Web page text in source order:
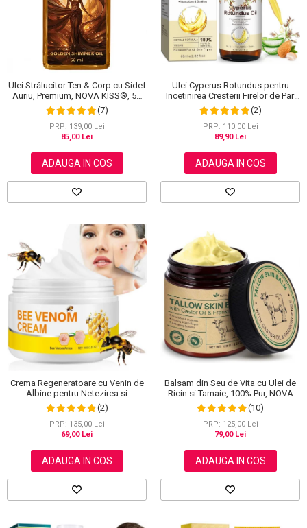
Scrub / Balsam de buze
Netestate pe Animale
Ulei Strălucitor Ten & Corp cu Sidef
Auriu, Premium, NOVA KISS®, 50
ml
(7)
PRP: 139,00 Lei
85,00 Lei
ADAUGA IN COS
Ulei Cyperus Rotundus pentru
Incetinirea Cresterii Firelor de Par,
Formula 100% Naturala, NOVA
KISS®, 60 ml
(2)
PRP: 110,00 Lei
89,90 Lei
ADAUGA IN COS
Crema Regeneratoare cu Venin de
Albine pentru Netezirea si
Reinoirea Pielii, 100 g
(2)
PRP: 135,00 Lei
69,00 Lei
ADAUGA IN COS
Balsam din Seu de Vita cu Ulei de
Ricin si Tamaie, 100% Pur, NOVA
KISS®, 120 g(10)
PRP: 125,00 Lei
79,00 Lei
ADAUGA IN COS